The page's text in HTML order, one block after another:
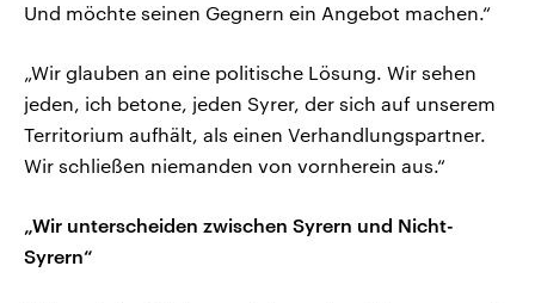
Und möchte seinen Gegnern ein Angebot machen.“
„Wir glauben an eine politische Lösung. Wir sehen
jeden, ich betone, jeden Syrer, der sich auf unserem
Territorium aufhält, als einen Verhandlungspartner.
Wir schließen niemanden von vornherein aus.“
„Wir unterscheiden zwischen Syrern und Nicht-
Syrern“